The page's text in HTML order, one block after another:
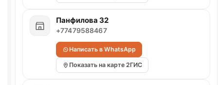
Панфилова 32
+77479588467
Написать в WhatsApp
Показать на карте 2ГИС